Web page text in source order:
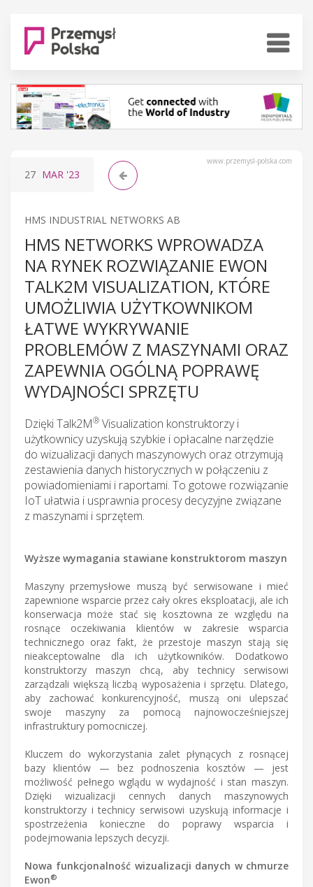
www.przemysl-polska.com
27 MAR '23
HMS INDUSTRIAL NETWORKS AB
HMS NETWORKS WPROWADZA
NA RYNEK ROZWIĄZANIE EWON
TALK2M VISUALIZATION, KTÓRE
UMOŻLIWIA UŻYTKOWNIKOM
ŁATWE WYKRYWANIE
PROBLEMÓW Z MASZYNAMI ORAZ
ZAPEWNIA OGÓLNĄ POPRAWĘ
WYDAJNOŚCI SPRZĘTU
Dzięki Talk2M® Visualization konstruktorzy i
użytkownicy uzyskują szybkie i opłacalne narzędzie
do wizualizacji danych maszynowych oraz otrzymują
zestawienia danych historycznych w połączeniu z
powiadomieniami i raportami. To gotowe rozwiązanie
IoT ułatwia i usprawnia procesy decyzyjne związane
z maszynami i sprzętem.
Wyższe wymagania stawiane konstruktorom maszyn
Maszyny przemysłowe muszą być serwisowane i mieć
zapewnione wsparcie przez cały okres eksploatacji, ale ich
konserwacja może stać się kosztowna ze względu na
rosnące oczekiwania klientów w zakresie wsparcia
technicznego oraz fakt, że przestoje maszyn stają się
nieakceptowalne dla ich użytkowników. Dodatkowo
konstruktorzy maszyn chcą, aby technicy serwisowi
zarządzali większą liczbą wyposażenia i sprzętu. Dlatego,
aby zachować konkurencyjność, muszą oni ulepszać
swoje maszyny za pomocą najnowocześniejszej
infrastruktury pomocniczej.
Kluczem do wykorzystania zalet płynących z rosnącej
bazy klientów — bez podnoszenia kosztów — jest
możliwość pełnego wglądu w wydajność i stan maszyn.
Dzięki wizualizacji cennych danych maszynowych
konstruktorzy i technicy serwisowi uzyskują informacje i
spostrzeżenia konieczne do poprawy wsparcia i
podejmowania lepszych decyzji.
Nowa funkcjonalność wizualizacji danych w chmurze
Ewon®